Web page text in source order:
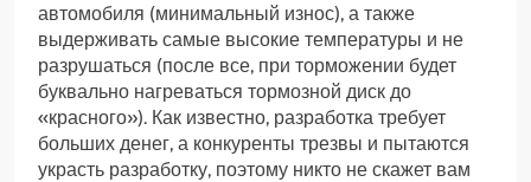
автомобиля (минимальный износ), а также
выдерживать самые высокие температуры и не
разрушаться (после все, при торможении будет
буквально нагреваться тормозной диск до
«красного»). Как известно, разработка требует
больших денег, а конкуренты трезвы и пытаются
украсть разработку, поэтому никто не скажет вам